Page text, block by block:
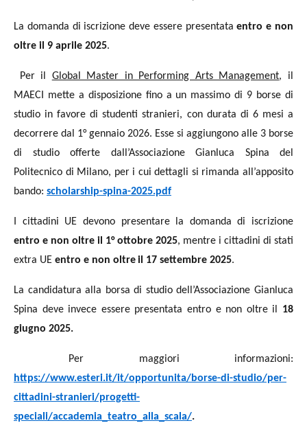
La domanda di iscrizione deve essere presentataentro e non
oltre il 9 aprile 2025.
Per il Global Master in Performing Arts Management, il
MAECI mette a disposizione fino a un massimo di 9 borse di
studio in favore di studenti stranieri, con durata di 6 mesi a
decorrere dal 1° gennaio 2026. Esse si aggiungono alle 3 borse
di studio offerte dall’Associazione Gianluca Spina del
Politecnico di Milano, per i cui dettagli si rimanda all’apposito
bando: scholarship-spina-2025.pdf
I cittadini UE devono presentare la domanda di iscrizione
entro e non oltre il 1° ottobre 2025, mentre i cittadini di stati
extra UE entro e non oltreil 17 settembre 2025.
La candidatura alla borsa di studio dell’Associazione Gianluca
Spina deve invece essere presentata entro e non oltre il 18
giugno 2025.
Per maggiori informazioni:
https://www.esteri.it/it/opportunita/borse-di-studio/per-
cittadini-stranieri/progetti-
speciali/accademia_teatro_alla_scala/.